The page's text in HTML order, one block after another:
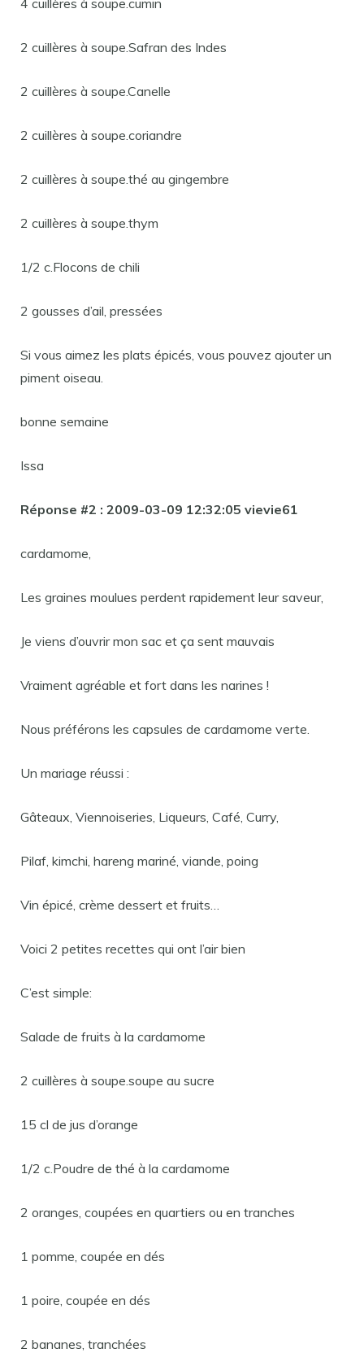
4 cuillères à soupe.cumin
2 cuillères à soupe.Safran des Indes
2 cuillères à soupe.Canelle
2 cuillères à soupe.coriandre
2 cuillères à soupe.thé au gingembre
2 cuillères à soupe.thym
1/2 c.Flocons de chili
2 gousses d’ail, pressées
Si vous aimez les plats épicés, vous pouvez ajouter un
piment oiseau.
bonne semaine
Issa
Réponse #2 : 2009-03-09 12:32:05 vievie61
cardamome,
Les graines moulues perdent rapidement leur saveur,
Je viens d’ouvrir mon sac et ça sent mauvais
Vraiment agréable et fort dans les narines !
Nous préférons les capsules de cardamome verte.
Un mariage réussi :
Gâteaux, Viennoiseries, Liqueurs, Café, Curry,
Pilaf, kimchi, hareng mariné, viande, poing
Vin épicé, crème dessert et fruits…
Voici 2 petites recettes qui ont l’air bien
C’est simple:
Salade de fruits à la cardamome
2 cuillères à soupe.soupe au sucre
15 cl de jus d’orange
1/2 c.Poudre de thé à la cardamome
2 oranges, coupées en quartiers ou en tranches
1 pomme, coupée en dés
1 poire, coupée en dés
2 bananes, tranchées